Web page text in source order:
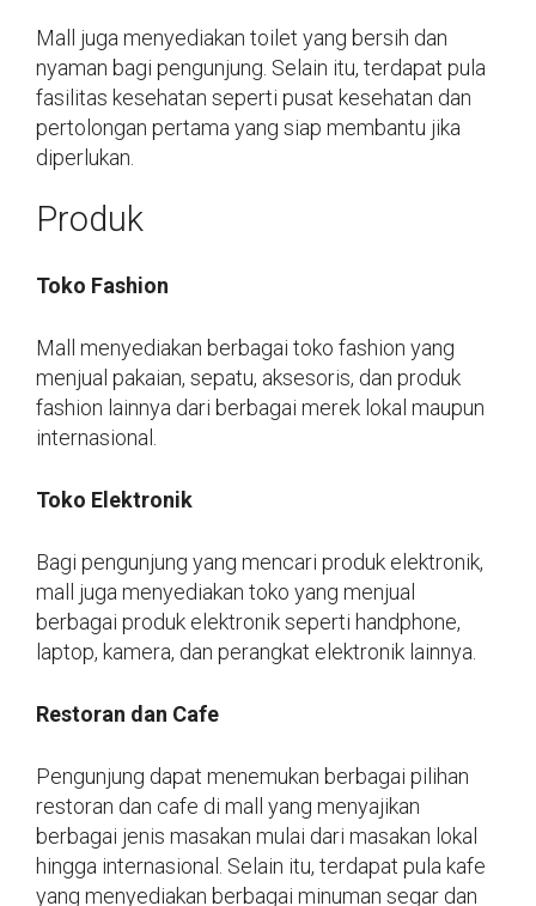
Mall juga menyediakan toilet yang bersih dan
nyaman bagi pengunjung. Selain itu, terdapat pula
fasilitas kesehatan seperti pusat kesehatan dan
pertolongan pertama yang siap membantu jika
diperlukan.
Produk
Toko Fashion
Mall menyediakan berbagai toko fashion yang
menjual pakaian, sepatu, aksesoris, dan produk
fashion lainnya dari berbagai merek lokal maupun
internasional.
Toko Elektronik
Bagi pengunjung yang mencari produk elektronik,
mall juga menyediakan toko yang menjual
berbagai produk elektronik seperti handphone,
laptop, kamera, dan perangkat elektronik lainnya.
Restoran dan Cafe
Pengunjung dapat menemukan berbagai pilihan
restoran dan cafe di mall yang menyajikan
berbagai jenis masakan mulai dari masakan lokal
hingga internasional. Selain itu, terdapat pula kafe
yang menyediakan berbagai minuman segar dan